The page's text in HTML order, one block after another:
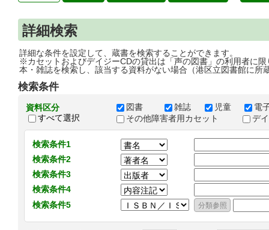
詳細検索
詳細な条件を設定して、蔵書を検索することができます。
※カセットおよびデイジーCDの貸出は「声の図書」の利用者に限
本・雑誌を検索し、該当する資料がない場合（港区立図書館に所
検索条件
資料区分
すべて選択
図書 雑誌 児童
電
その他障害者用カセット
デ
検索条件1
検索条件2
検索条件3
検索条件4
検索条件5